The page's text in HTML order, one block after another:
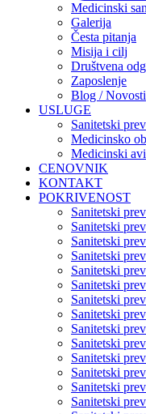
Medicinski
Galerija
Česta pitanja
Misija i cilj
Društvena
Zaposlenje
Blog / Novosti
USLUGE
Sanitetski
Medicinsko
Medicinski
CENOVNIK
KONTAKT
POKRIVENOST
Sanitetski
Sanitetski
Sanitetski
Sanitetski
Sanitetski
Sanitetski
Sanitetski
Sanitetski
Sanitetski
Sanitetski
Sanitetski
Sanitetski
Sanitetski
Sanitetski